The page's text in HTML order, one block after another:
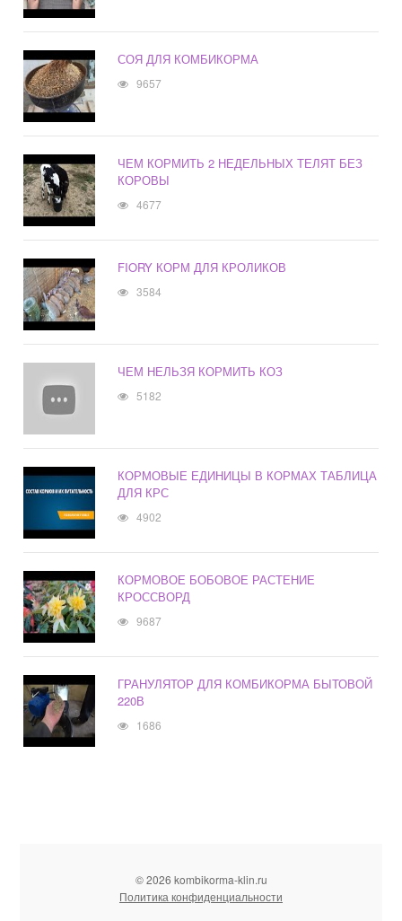
СОЯ ДЛЯ КОМБИКОРМА
9657
ЧЕМ КОРМИТЬ 2 НЕДЕЛЬНЫХ ТЕЛЯТ БЕЗ
КОРОВЫ
4677
FIORY КОРМ ДЛЯ КРОЛИКОВ
3584
ЧЕМ НЕЛЬЗЯ КОРМИТЬ КОЗ
5182
КОРМОВЫЕ ЕДИНИЦЫ В КОРМАХ ТАБЛИЦА
ДЛЯ КРС
4902
КОРМОВОЕ БОБОВОЕ РАСТЕНИЕ
КРОССВОРД
9687
ГРАНУЛЯТОР ДЛЯ КОМБИКОРМА БЫТОВОЙ
220В
1686
© 2026 kombikorma-klin.ru
Политика конфиденциальности